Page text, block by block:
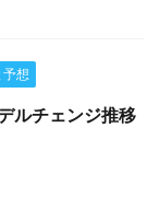
想
ルチェンジ推移